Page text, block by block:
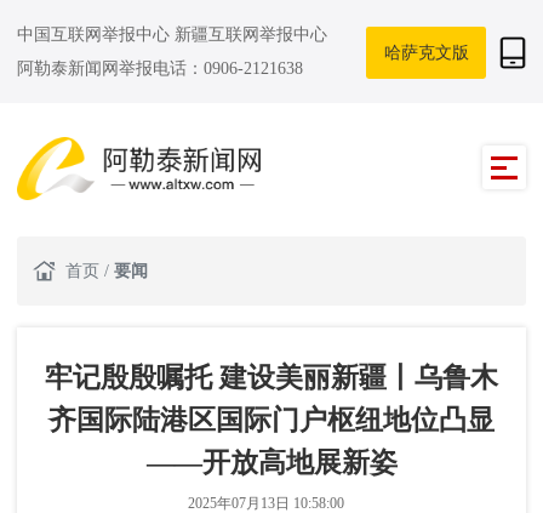
中国互联网举报中心 新疆互联网举报中心
阿勒泰新闻网举报电话：0906-2121638
哈萨克文版
首页 / 要闻
牢记殷殷嘱托 建设美丽新疆丨乌鲁木
齐国际陆港区国际门户枢纽地位凸显
——开放高地展新姿
2025年07月13日 10:58:00